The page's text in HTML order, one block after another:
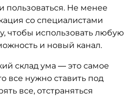
пользоваться. Не менее
со специалистами
чтобы использовать любую
и новый канал.
склад ума — это самое
все нужно ставить под
все, отстраняться